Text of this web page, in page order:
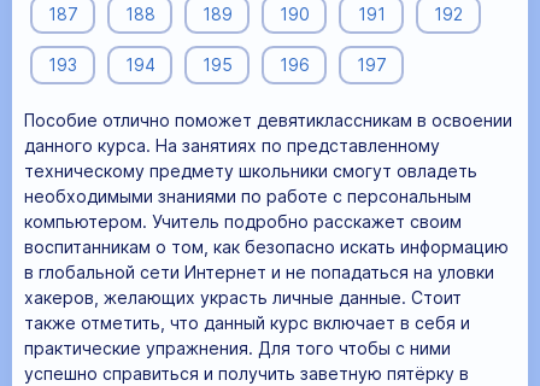
187 188 189 190 191 192
193 194 195 196 197
Пособие отлично поможет девятиклассникам в освоении
данного курса. На занятиях по представленному
техническому предмету школьники смогут овладеть
необходимыми знаниями по работе с персональным
компьютером. Учитель подробно расскажет своим
воспитанникам о том, как безопасно искать информацию
в глобальной сети Интернет и не попадаться на уловки
хакеров, желающих украсть личные данные. Стоит
также отметить, что данный курс включает в себя и
практические упражнения. Для того чтобы с ними
успешно справиться и получить заветную пятёрку в